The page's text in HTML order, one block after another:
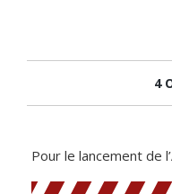
4
Pour le lancement de